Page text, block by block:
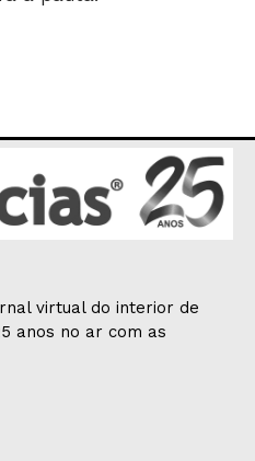
virtual do interior de
anos no ar com as